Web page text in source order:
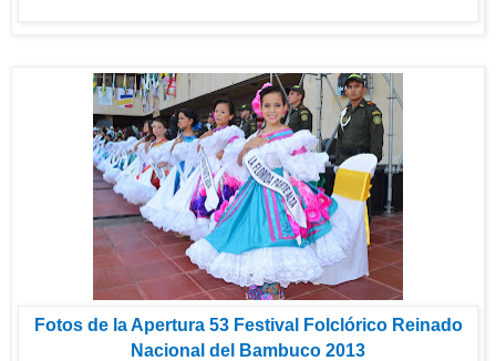
Fotos de la Apertura 53 Festival Folclórico Reinado
Nacional del Bambuco 2013